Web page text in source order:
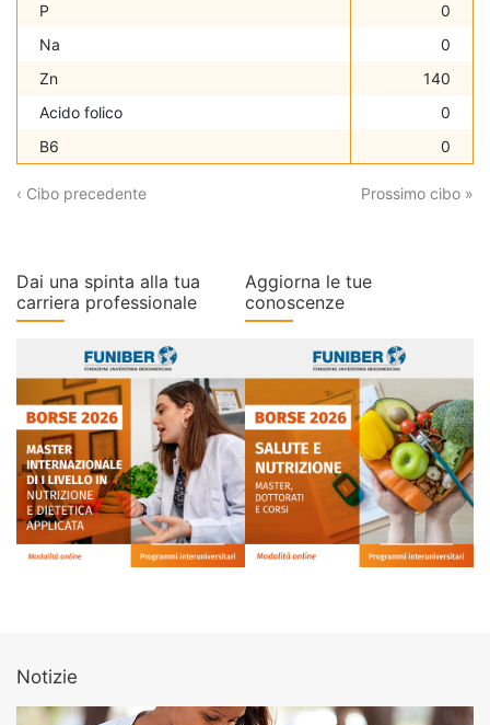
P
0
Na
0
Zn
140
Acido folico
0
B6
0
‹ Cibo precedente Prossimo cibo »
Dai una spinta alla tua
carriera professionale
Aggiorna le tue
conoscenze
Notizie